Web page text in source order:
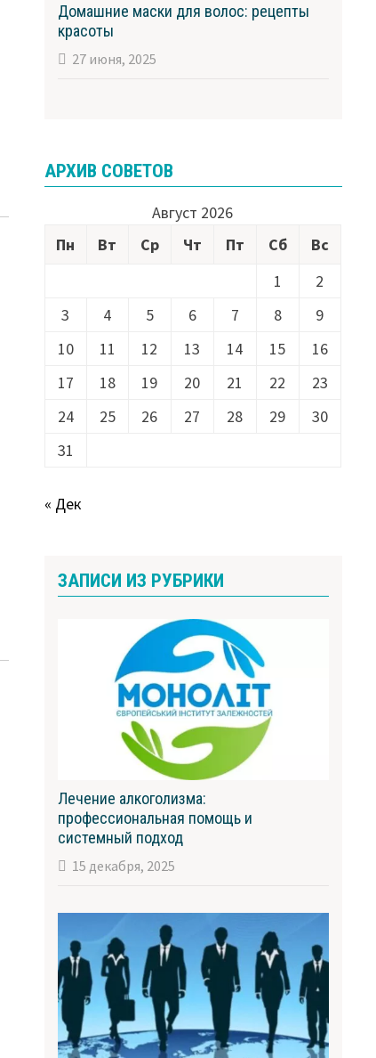
Домашние маски для волос: рецепты
красоты
27 июня, 2025
АРХИВ СОВЕТОВ
Август 2026
Пн
Вт Ср Чт Пт Сб
Вс
1
2
3
4 5 6 7 8
9
10
11 12 13 14 15
16
17
18 19 20 21 22
23
24
25 26 27 28 29
30
31
« Дек
ЗАПИСИ ИЗ РУБРИКИ
Лечение алкоголизма:
профессиональная помощь и
системный подход
15 декабря, 2025